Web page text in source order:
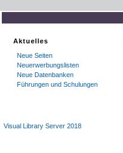
Aktuelles
Neue Seiten
Neuerwerbungslisten
Neue Datenbanken
Führungen und Schulungen
Visual Library Server 2018